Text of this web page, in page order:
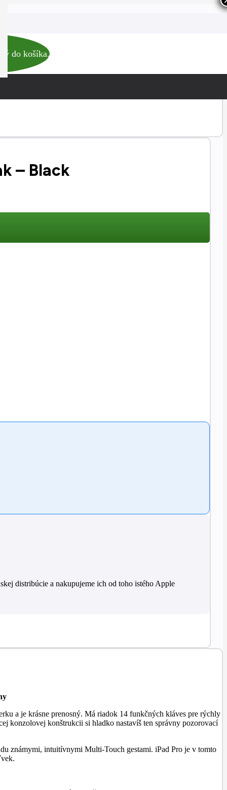
do košíka.
– Black
distribúcie a nakupujeme ich od toho istého Apple
a je krásne prenosný. Má riadok 14 funkčných kláves pre rýchly
konzolovej konštrukcii si hladko nastavíš ten správny pozorovací
známymi, intuitívnymi Multi-Touch gestami. iPad Pro je v tomto